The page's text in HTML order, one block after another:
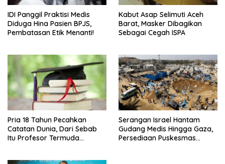
IDI Panggil Praktisi Medis
Diduga Hina Pasien BPJS,
Pembatasan Etik Menanti!
Kabut Asap Selimuti Aceh
Barat, Masker Dibagikan
Sebagai Cegah ISPA
Pria 18 Tahun Pecahkan
Catatan Dunia, Dari Sebab
Itu Profesor Termuda
Serangan Israel Hantam
Gudang Medis Hingga Gaza,
Persediaan Puskesmas